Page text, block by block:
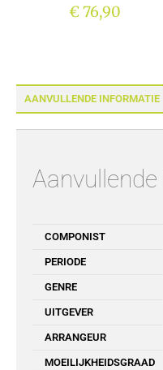
AANVULLENDE INFORMATIE
COMPONIST
PERIODE
GENRE
UITGEVER
ARRANGEUR
MOEILIJKHEIDSGRAAD
€76,90